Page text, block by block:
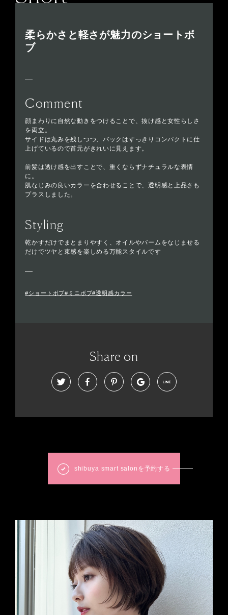
柔らかさと軽さが魅力のショートボ
ブ
Comment
顔まわりに自然な動きをつけることで、抜け感と女性らしさ
を両立。
サイドは丸みを残しつつ、バックはすっきりコンパクトに仕
上げているので首元がきれいに見えます。
前髪は透け感を出すことで、重くならずナチュラルな表情
に。
肌なじみの良いカラーを合わせることで、透明感と上品さも
プラスしました。
Styling
乾かすだけでまとまりやすく、オイルやバームをなじませる
だけでツヤと束感を楽しめる万能スタイルです
#ショートボブ#ミニボブ#透明感カラー
Share on
shibuya smart salonを予約する